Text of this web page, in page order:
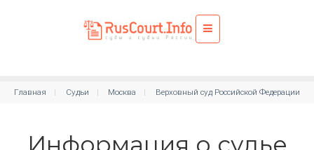
Главная Судьи Москва Верховный суд Российской Федерации